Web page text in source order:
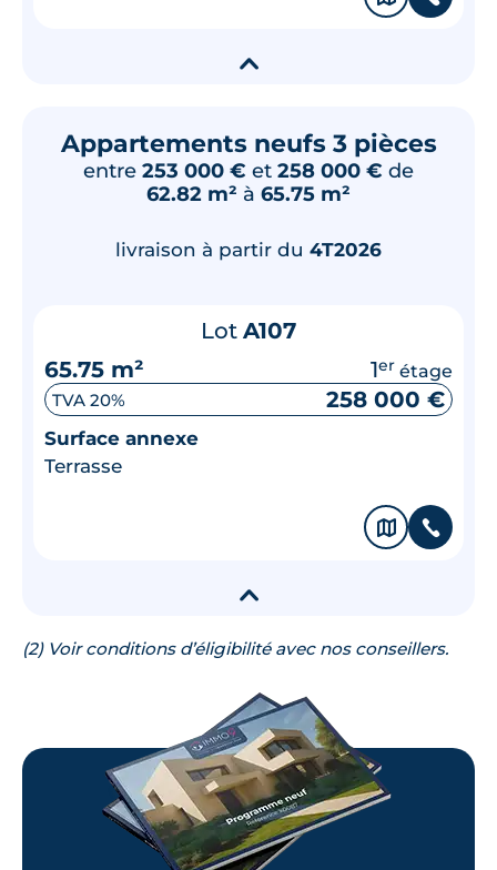
▾
Appartements neufs 3 pièces
entre 253 000 € et 258 000 € de
62.82 m² à 65.75 m²
livraison à partir du 4T2026
Lot A107
65.75 m²
1er étage
TVA 20% 258 000 €
Surface annexe
Terrasse
🗞 📞
▾
(2) Voir conditions d’éligibilité avec nos conseillers.